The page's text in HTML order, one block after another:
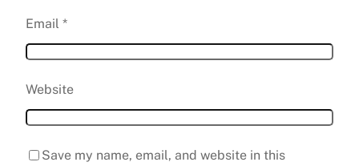
Email *
Website
Save my name, email, and website in this